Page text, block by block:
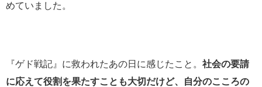
めていました。
『ゲド戦記』に救われたあの日に感じたこと。 社会の要請
に応えて役割を果たすことも大切だけど、自分のこころの